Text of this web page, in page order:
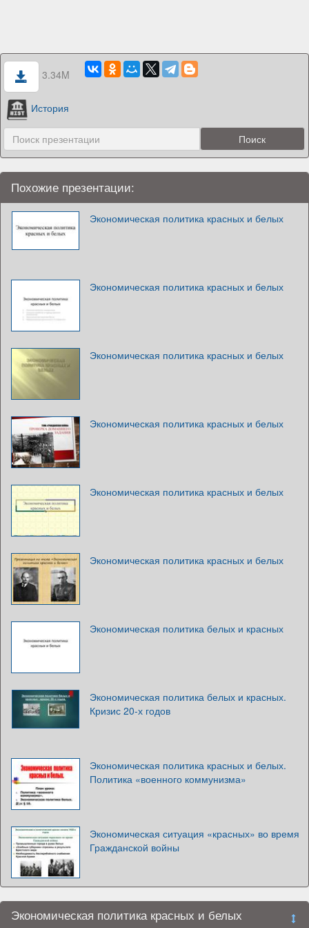
3.34M
История
Похожие презентации:
Экономическая политика красных и белых
Экономическая политика красных и белых
Экономическая политика красных и белых
Экономическая политика красных и белых
Экономическая политика красных и белых
Экономическая политика красных и белых
Экономическая политика белых и красных
Экономическая политика белых и красных.
Кризис 20-х годов
Экономическая политика красных и белых.
Политика «военного коммунизма»
Экономическая ситуация «красных» во время
Гражданской войны
Экономическая политика красных и белых